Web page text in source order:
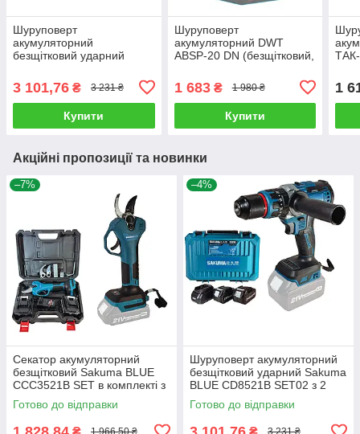
Шуруповерт
акумуляторний
безщітковий ударний
SET02 з 2 АКБ та
зарядним пристроєм
3 101,76 ₴ 3 231 ₴
Купити
Шуруповерт
акумуляторний DWT
ABSP-20 DN (безщітковий,
1 683₴ 1 980 ₴
Купити
1
Акційні пропозиції та новинки
–7%
Секатор акумуляторний
безщітковий Sakuma BLUE
CCC3521B SET в комплекті з
АКБ 21 В/2 Ач
Готово до відправки
–4%
Шуруповерт акумуляторний
безщітковий ударний Sakuma
BLUE CD8521B SET02 з 2
АКБ та зарядним пристроєм
Готово до відправки